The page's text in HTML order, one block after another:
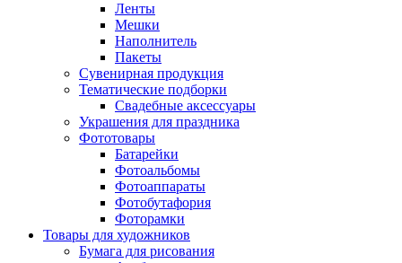
Ленты
Мешки
Наполнитель
Пакеты
Сувенирная продукция
Тематические подборки
Свадебные аксессуары
Украшения для праздника
Фототовары
Батарейки
Фотоальбомы
Фотоаппараты
Фотобутафория
Фоторамки
Товары для художников
Бумага для рисования